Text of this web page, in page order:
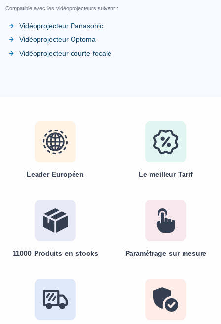
Compatible avec les vidéoprojecteurs suivant :
Vidéoprojecteur Panasonic
Vidéoprojecteur Optoma
Vidéoprojecteur courte focale
Leader Européen Le meilleur Tarif
11000 Produits en stocks Paramétrage sur mesure